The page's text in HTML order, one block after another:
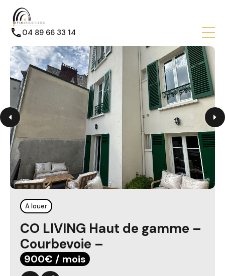
04 89 66 33 14
A louer
CO LIVING Haut de gamme –
Courbevoie –
900€ / mois